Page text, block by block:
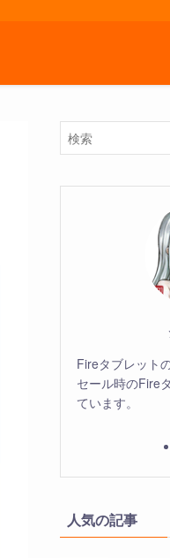
Fireタブレット
セール時のFire
ています。
人気の記事